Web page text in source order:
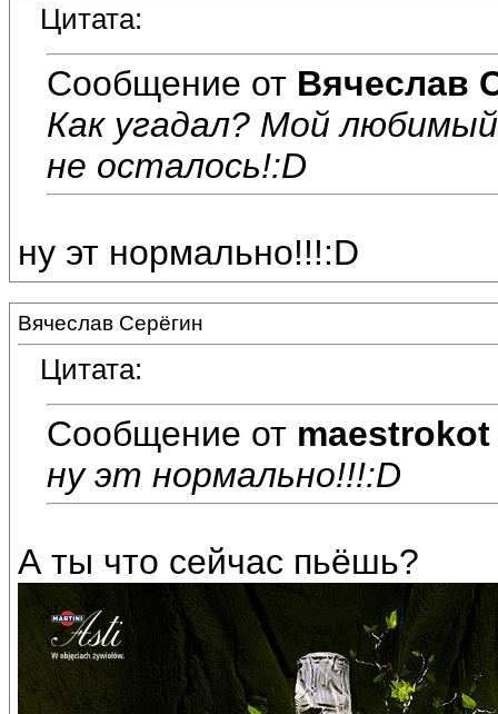
Цитата:
Сообщение от Вячеслав
Как угадал? Мой
не осталось!:D
ну эт нормально!!!:D
Вячеслав Серёгин
Цитата:
Сообщение от maestrokot
ну эт нормально!!!:D
А ты что сейчас пьёшь?